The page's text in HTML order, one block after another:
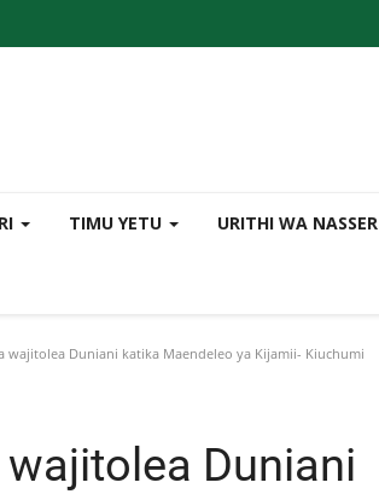
TIMU YETU URITHI WA NASSER
wajitolea Duniani katika Maendeleo ya Kijamii- Kiuchumi
Duniani